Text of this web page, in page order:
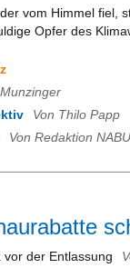
vom Himmel fiel,
Opfer des
Von Thilo Papp
Von Redaktion
der Entlassung